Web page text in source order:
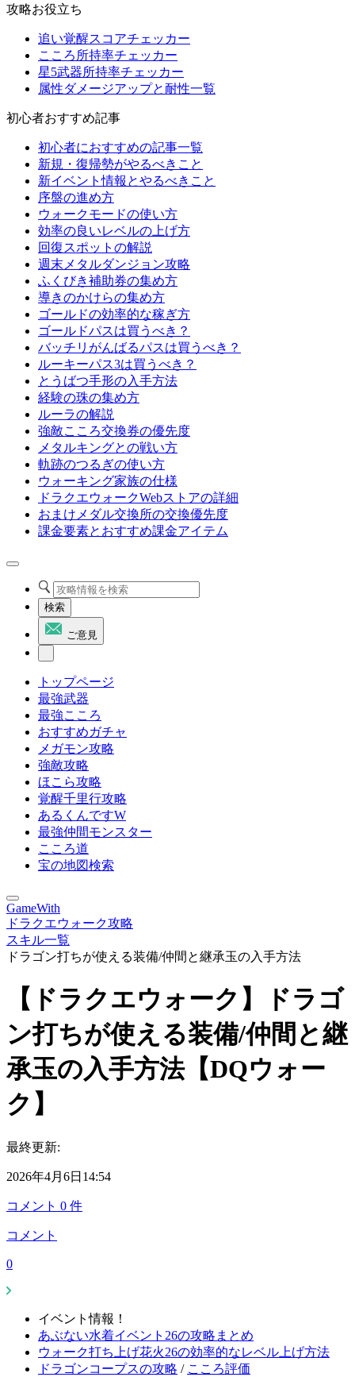
攻略お役立ち
追い覚醒スコアチェッカー
こころ所持率チェッカー
星5武器所持率チェッカー
属性ダメージアップと耐性一覧
初心者おすすめ記事
初心者におすすめの記事一覧
新規・復帰勢がやるべきこと
新イベント情報とやるべきこと
序盤の進め方
ウォークモードの使い方
効率の良いレベルの上げ方
回復スポットの解説
週末メタルダンジョン攻略
ふくびき補助券の集め方
導きのかけらの集め方
ゴールドの効率的な稼ぎ方
ゴールドパスは買うべき？
バッチリがんばるパスは買うべき？
ルーキーパス3は買うべき？
とうばつ手形の入手方法
経験の珠の集め方
ルーラの解説
強敵こころ交換券の優先度
メタルキングとの戦い方
軌跡のつるぎの使い方
ウォーキング家族の仕様
ドラクエウォークWebストアの詳細
おまけメダル交換所の交換優先度
課金要素とおすすめ課金アイテム
検索
ご意見
トップページ
最強武器
最強こころ
おすすめガチャ
メガモン攻略
強敵攻略
ほこら攻略
覚醒千里行攻略
あるくんですW
最強仲間モンスター
こころ道
宝の地図検索
GameWith
ドラクエウォーク攻略
スキル一覧
ドラゴン打ちが使える装備/仲間と継承玉の入手方法
【ドラクエウォーク】ドラゴ
ン打ちが使える装備/仲間と継
承玉の入手方法【DQウォー
ク】
最終更新:
2026年4月6日14:54
コメント 0 件
コメント
0
イベント情報！
あぶない水着イベント26の攻略まとめ
ウォーク打ち上げ花火26の効率的なレベル上げ方法
ドラゴンコープスの攻略 / こころ評価